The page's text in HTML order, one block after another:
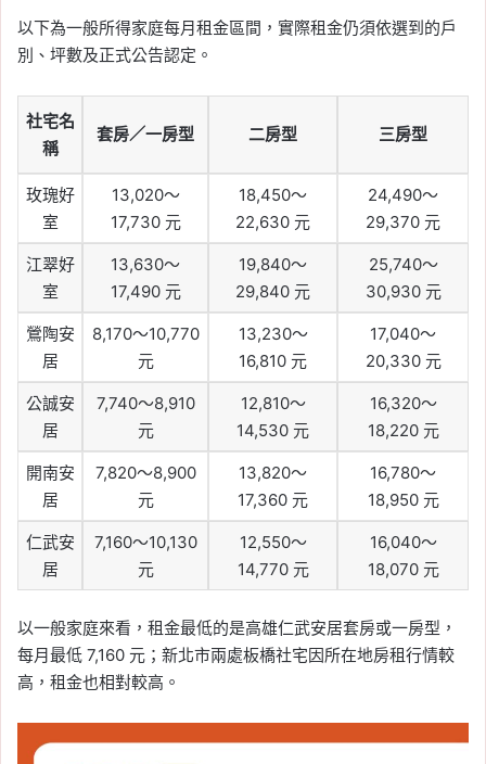
以下為一般所得家庭每月租金區間，實際租金仍須依選到的戶
別、坪數及正式公告認定。
社宅名
稱
套房／一房型 二房型 三房型
玫瑰好
室
13,020～
17,730 元
18,450～
22,630 元
24,490～
29,370 元
江翠好
室
13,630～
17,490 元
19,840～
29,840 元
25,740～
30,930 元
鶯陶安
居
8,170～10,770
元
13,230～
16,810 元
17,040～
20,330 元
公誠安
居
7,740～8,910
元
12,810～
14,530 元
16,320～
18,220 元
開南安
居
7,820～8,900
元
13,820～
17,360 元
16,780～
18,950 元
仁武安
居
7,160～10,130
元
12,550～
14,770 元
16,040～
18,070 元
以一般家庭來看，租金最低的是高雄仁武安居套房或一房型，
每月最低 7,160 元；新北市兩處板橋社宅因所在地房租行情較
高，租金也相對較高。